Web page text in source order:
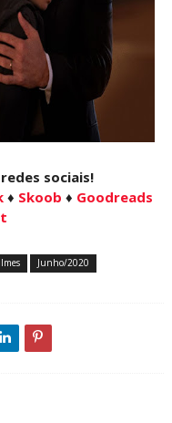
sociais!
♦ Skoob ♦ Goodreads
Junho/2020